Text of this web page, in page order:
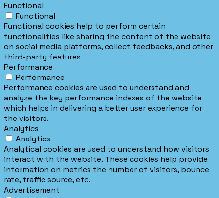
Functional
Functional
Functional cookies help to perform certain
functionalities like sharing the content of the website
on social media platforms, collect feedbacks, and other
third-party features.
Performance
Performance
Performance cookies are used to understand and
analyze the key performance indexes of the website
which helps in delivering a better user experience for
the visitors.
Analytics
Analytics
Analytical cookies are used to understand how visitors
interact with the website. These cookies help provide
information on metrics the number of visitors, bounce
rate, traffic source, etc.
Advertisement